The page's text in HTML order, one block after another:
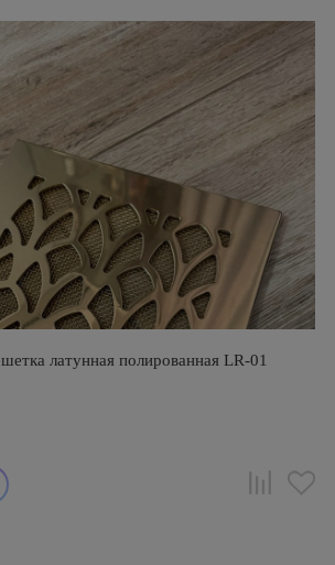
латунная полированная LR-01